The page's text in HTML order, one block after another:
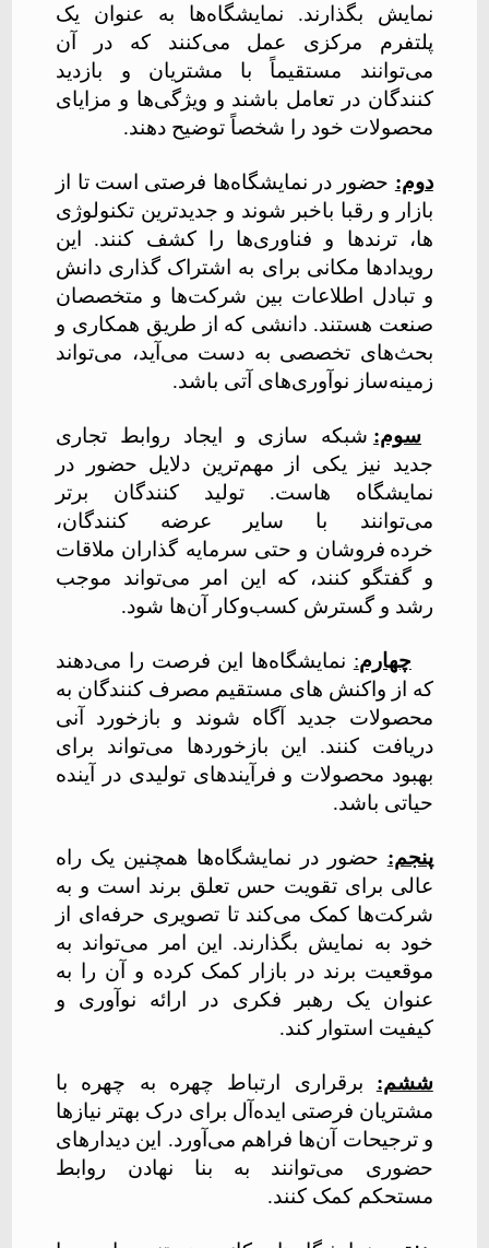
نمایش بگذارند. نمایشگاه‌ها به عنوان یک
پلتفرم مرکزی عمل می‌کنند که در آن
می‌توانند مستقیماً با مشتریان و بازدید
کنندگان در تعامل باشند و ویژگی‌ها و مزایای
محصولات خود را شخصاً توضیح دهند.
دوم: حضور در نمایشگاه‌ها فرصتی است تا از
بازار و رقبا باخبر شوند و جدیدترین تکنولوژی
ها، ترندها و فناوری‌ها را کشف کنند. این
رویدادها مکانی برای به اشتراک گذاری دانش
و تبادل اطلاعات بین شرکت‌ها و متخصصان
صنعت هستند. دانشی که از طریق همکاری و
بحث‌های تخصصی به دست می‌آید، می‌تواند
زمینه‌ساز نوآوری‌های آتی باشد.
سوم: شبکه سازی و ایجاد روابط تجاری
جدید نیز یکی از مهم‌ترین دلایل حضور در
نمایشگاه هاست. تولید کنندگان برتر
می‌توانند با سایر عرضه‌ کنندگان،
خرده فروشان و حتی سرمایه گذاران ملاقات
و گفتگو کنند، که این امر می‌تواند موجب
رشد و گسترش کسب‌و‌کار آن‌ها شود.
چهارم: نمایشگاه‌ها این فرصت را می‌دهند
که از واکنش ‌های مستقیم مصرف‌ کنندگان به
محصولات جدید آگاه شوند و بازخورد آنی
دریافت کنند. این بازخوردها می‌تواند برای
بهبود محصولات و فرآیندهای تولیدی در آینده
حیاتی باشد.
پنجم: حضور در نمایشگاه‌ها همچنین یک راه
عالی برای تقویت حس تعلق برند است و به
شرکت‌ها کمک می‌کند تا تصویری حرفه‌ای از
خود به نمایش بگذارند. این امر می‌تواند به
موقعیت برند در بازار کمک کرده و آن را به
عنوان یک رهبر فکری در ارائه نوآوری و
کیفیت استوار کند.
ششم:
برقراری ارتباط چهره به چهره با
مشتریان فرصتی ایده‌آل برای درک بهتر نیازها
و ترجیحات آن‌ها فراهم می‌آورد. این دیدارهای
حضوری می‌توانند به بنا نهادن روابط
مستحکم کمک کنند.